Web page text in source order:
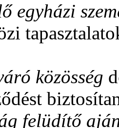
egyházi
közösség
felüdítő